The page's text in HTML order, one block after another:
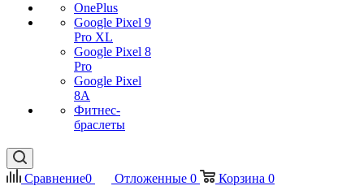
OnePlus
Google Pixel 9
Pro XL
Google Pixel 8
Pro
Google Pixel
8A
Фитнес-
браслеты
Сравнение0 Отложенные 0 Корзина 0